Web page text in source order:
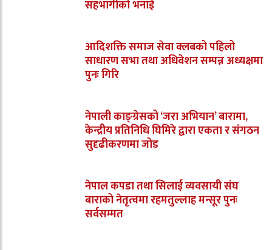
सहभागीको भनाई
आदिशक्ति समाज सेवा क्लबको पहिलो
साधारण सभा तथा अधिवेशन सम्पन्न अध्यक्षमा
पुनः गिरि
नेपाली काङ्ग्रेसको ‘जरा अभियान’ बारामा,
केन्द्रीय प्रतिनिधि घिमिरे द्वारा एकता र संगठन
सुदृढीकरणमा जोड
नेपाल कपडा तथा सिलाई व्यवसायी संघ
बाराको नेतृत्वमा रहमतुल्लाह मन्सूर पुनः
सर्वसम्मत